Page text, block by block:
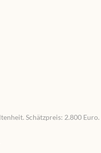
Schätzpreis: 2.800 Euro.